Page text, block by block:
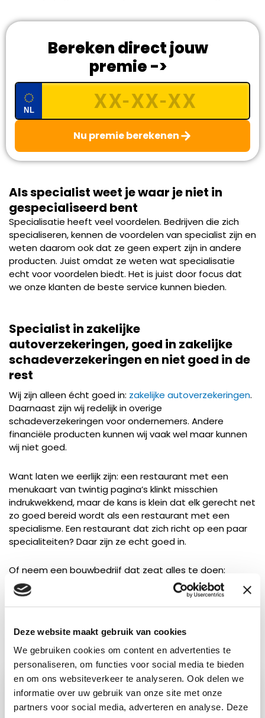
Deze website maakt gebruik van cookies
We gebruiken cookies om content en advertenties te
personaliseren, om functies voor social media te bieden
en om ons websiteverkeer te analyseren. Ook delen we
informatie over uw gebruik van onze site met onze
partners voor social media, adverteren en analyse. Deze
Bereken direct jouw
premie ->
NL
Nu premie berekenen
Als specialist weet je waar je niet in
gespecialiseerd bent
Specialisatie heeft veel voordelen. Bedrijven die zich
specialiseren, kennen de voordelen van specialist zijn en
weten daarom ook dat ze geen expert zijn in andere
producten. Juist omdat ze weten wat specialisatie
echt voor voordelen biedt. Het is juist door focus dat
we onze klanten de beste service kunnen bieden.
Specialist in zakelijke
autoverzekeringen, goed in zakelijke
schadeverzekeringen en niet goed in de
rest
Wij zijn alleen écht goed in: zakelijke autoverzekeringen.
Daarnaast zijn wij redelijk in overige
schadeverzekeringen voor ondernemers. Andere
financiële producten kunnen wij vaak wel maar kunnen
wij niet goed.
Want laten we eerlijk zijn: een restaurant met een
menukaart van twintig pagina’s klinkt misschien
indrukwekkend, maar de kans is klein dat elk gerecht net
zo goed bereid wordt als een restaurant met een
specialisme. Een restaurant dat zich richt op een paar
specialiteiten? Daar zijn ze echt goed in.
Of neem een bouwbedrijf dat zegt alles te doen:
schilderen, slopen, timmeren, loodgieterswerk, stucen
en tegelen. Klinkt handig, maar je weet dat je voor écht
vakwerk toch liever een specialist inschakelt.